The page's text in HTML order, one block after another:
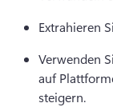
Extrahieren
Verwenden
auf
steigern.